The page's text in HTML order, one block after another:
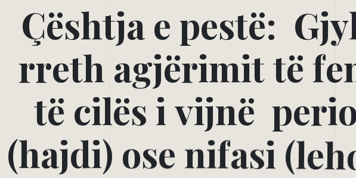
Çështja e pestë: Gjy
rreth agjërimittë fe
të cilës i vijnë perio
(hajdi) ose nifasi (leh